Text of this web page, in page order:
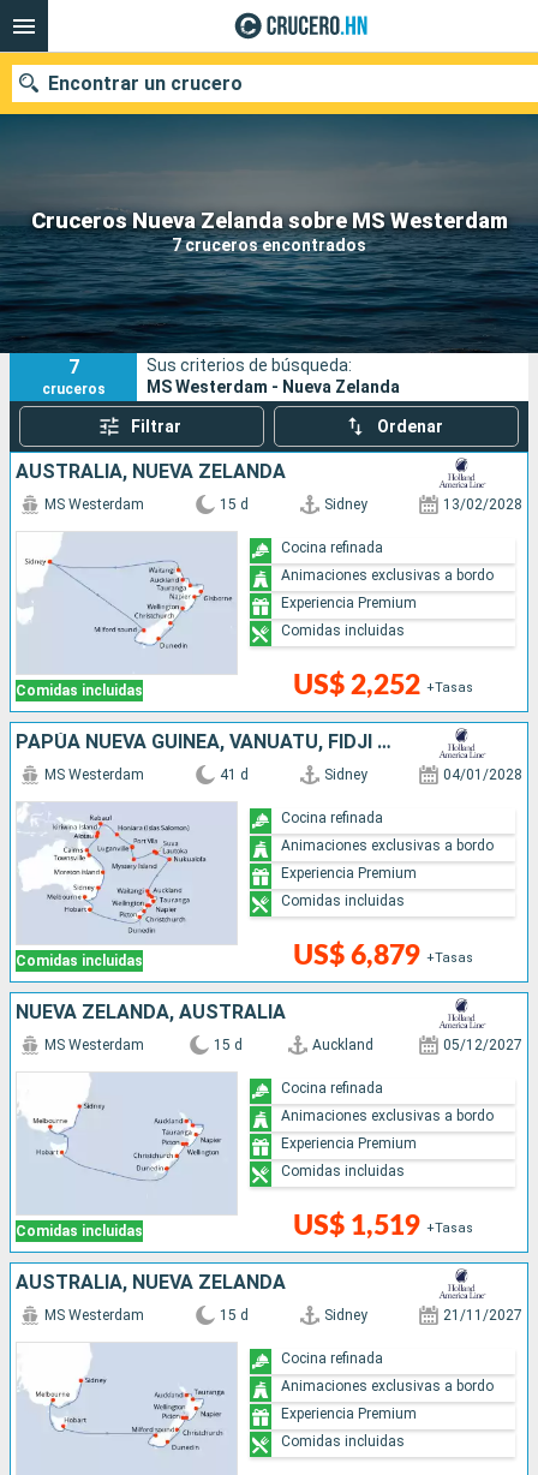
Cruceros Nueva Zelanda sobre MS Westerdam
7 cruceros encontrados
Encontrar un crucero
Nuestros destinos
Fecha de salida
Puertos Compañías
Buscar
7
cruceros
Sus criterios de búsqueda:
MS Westerdam - Nueva Zelanda
Filtrar Ordenar
AUSTRALIA, NUEVA ZELANDA
Comidas incluidas
MS Westerdam 15 d Sidney 13/02/2028
US$ 2,252 +Tasas
Cocina refinada
Animaciones exclusivas a bordo
Experiencia Premium
Comidas incluidas
PAPÚA NUEVA GUINEA, VANUATU, FIDJI (ISLAS), TONGA, NUEVA ZELANDA, AUSTRALIA
Comidas incluidas
MS Westerdam 41 d Sidney 04/01/2028
US$ 6,879 +Tasas
Cocina refinada
Animaciones exclusivas a bordo
Experiencia Premium
Comidas incluidas
NUEVA ZELANDA, AUSTRALIA
Comidas incluidas
MS Westerdam 15 d Auckland 05/12/2027
US$ 1,519 +Tasas
Cocina refinada
Animaciones exclusivas a bordo
Experiencia Premium
Comidas incluidas
AUSTRALIA, NUEVA ZELANDA
MS Westerdam 15 d Sidney 21/11/2027
Cocina refinada
Animaciones exclusivas a bordo
Experiencia Premium
Comidas incluidas